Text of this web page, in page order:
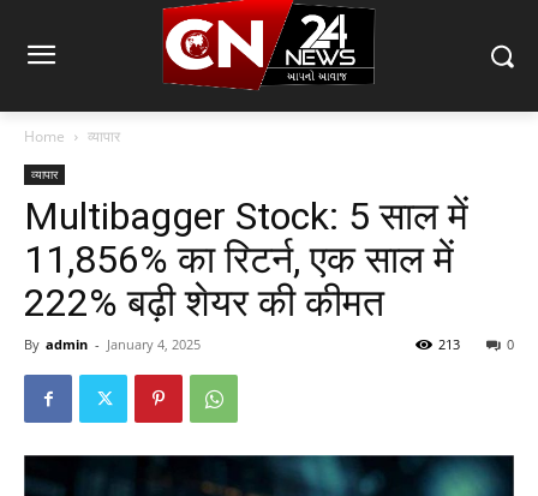
Home व्यापार
व्यापार
Multibagger Stock: 5 साल में
11,856% का रिटर्न, एक साल में
222% बढ़ी शेयर की कीमत
By admin - January 4, 2025 0
213